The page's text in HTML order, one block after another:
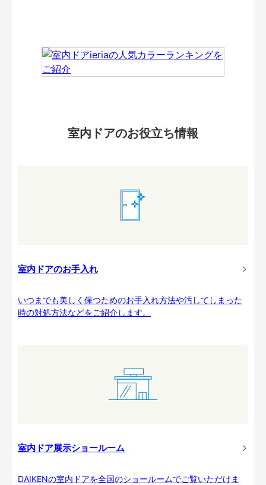
室内ドアのお役立ち情報
室内ドアのお手入れ
いつまでも美しく保つためのお手入れ方法や汚してしまった
時の対処方法などをご紹介します。
室内ドア展示ショールーム
DAIKENの室内ドアを全国のショールームでご覧いただけま